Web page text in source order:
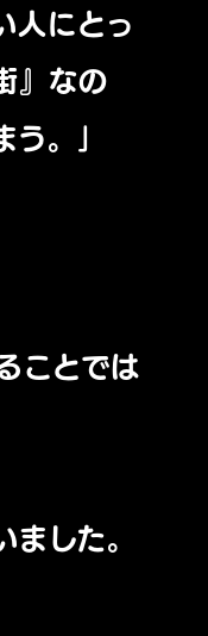
人にとっ
』なの
う。」
ことでは
した。